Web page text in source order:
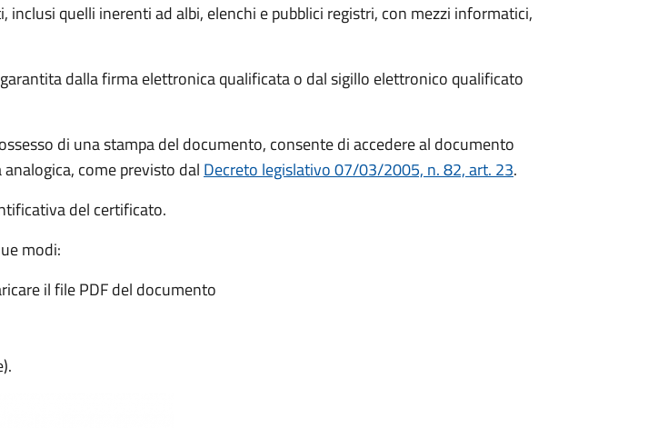
quelli inerenti ad albi, elenchi e pubblici registri, con mezzi informatici,
dalla firma elettronica qualificata o dal sigillo elettronico qualificato
di una stampa del documento, consente di accedere al documento
come previsto dal Decreto legislativo 07/03/2005, n. 82, art. 23.
del certificato.
modi:
il file PDF del documento